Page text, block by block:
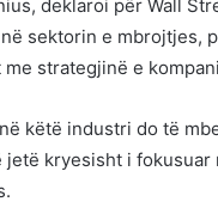
deklaroi për Wall
sektorin e mbrojtjes,
strategjinë e
këtë industri do të
kryesisht i